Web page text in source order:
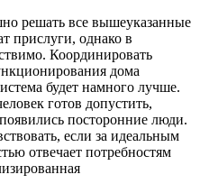
решать все вышеуказанные
прислуги, однако в
Координировать
дома
будет намного лучше.
готов допустить,
посторонние люди.
если за идеальным
отвечает потребностям